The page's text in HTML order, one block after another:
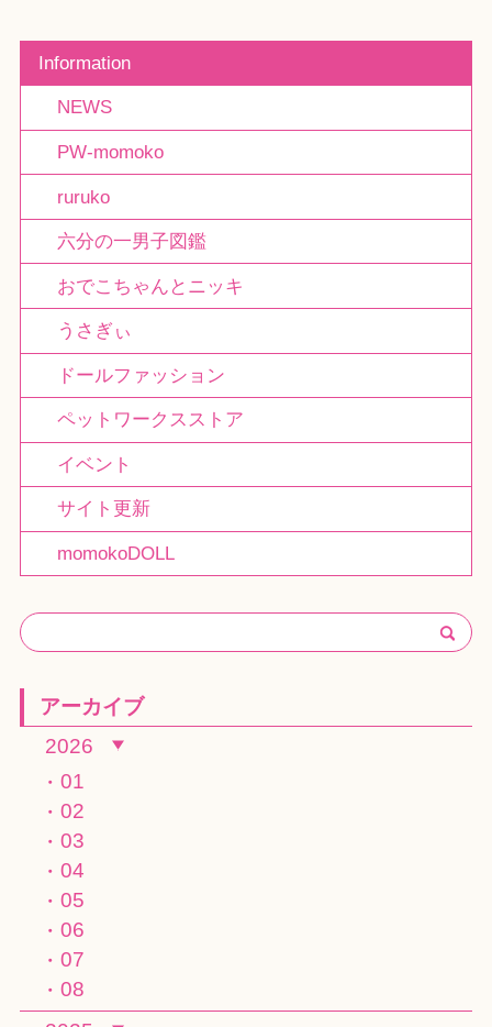
Information
NEWS
PW-momoko
ruruko
六分の一男子図鑑
おでこちゃんとニッキ
うさぎぃ
ドールファッション
ペットワークスストア
イベント
サイト更新
momokoDOLL
アーカイブ
2026
01
02
03
04
05
06
07
08